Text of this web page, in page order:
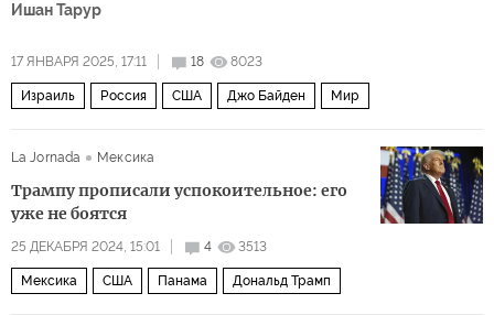
Ишан Тарур
17 ЯНВАРЯ 2025, 17:11 18 8023
Израиль Россия США Джо Байден Мир
La Jornada Мексика
Трампу прописали успокоительное: его
уже не боятся
25 ДЕКАБРЯ 2024, 15:01 4 3513
Мексика США Панама Дональд Трамп